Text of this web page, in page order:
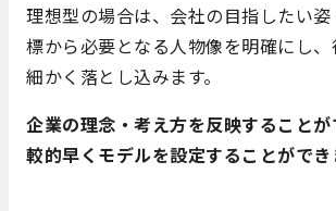
理想型の場合は、会社の目指したい
標から必要となる人物像を明確にし
細かく落とし込みます。
企業の理念・考え方を反映すること
較的早くモデルを設定することができ